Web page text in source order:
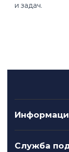
и задач.
Служба